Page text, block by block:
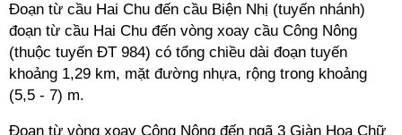
Đoạn từ cầu Hai Chu đến cầu Biện Nhị (tuyến nhánh)
đoạn từ cầu Hai Chu đến vòng xoay cầu Công Nông
(thuộc tuyến ĐT 984) có tổng chiều dài đoạn tuyến
khoảng 1,29 km, mặt đường nhựa, rộng trong khoảng
(5,5 - 7) m.
Đoạn từ vòng xoay Công Nông đến ngã 3 Giàn Hoa Chữ